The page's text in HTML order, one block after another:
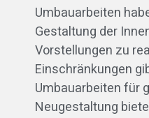
Umbauarbeiten
Gestaltung der
Vorstellungen zu
Einschränkungen
Umbauarbeiten für
Neugestaltung